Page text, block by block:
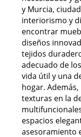
y Murcia,
interiorismo y
encontrar
diseños
tejidos
adecuado de
vida útil y una
hogar.
texturas en la
espacios
asesoramiento